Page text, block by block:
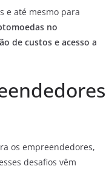
e até mesmo para
no
de custos e acesso a
os empreendedores,
desafios vêm